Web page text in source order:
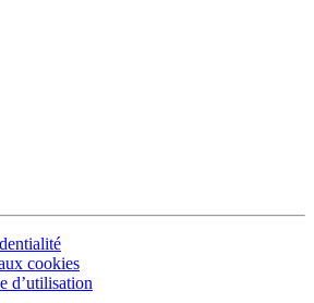
cookies
d’utilisation